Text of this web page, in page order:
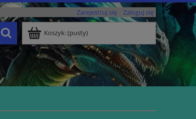
Zarejestruj się Zaloguj się
Koszyk:(pusty)